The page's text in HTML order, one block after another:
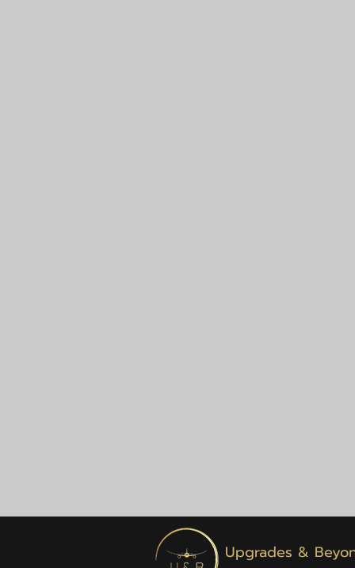
Upgrades &